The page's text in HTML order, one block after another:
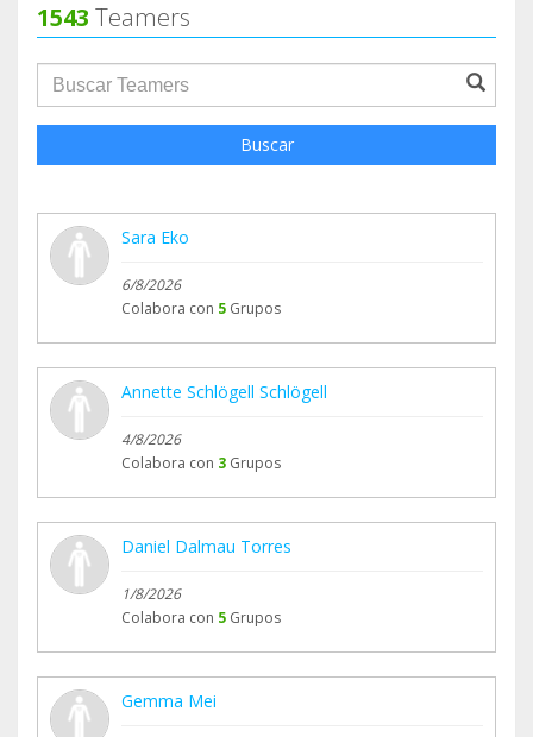
1543 Teamers
groupProfile.searchForm.search.text???
Buscar
Sara Eko
6/8/2026
Colabora con 5 Grupos
Annette Schlögell Schlögell
4/8/2026
Colabora con 3 Grupos
Daniel Dalmau Torres
1/8/2026
Colabora con 5 Grupos
Gemma Mei